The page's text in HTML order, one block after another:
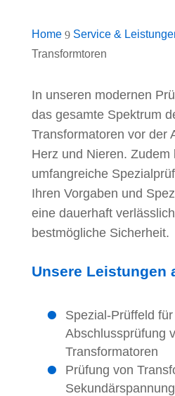
Home 9 Service &
Transformtoren
In unseren modernen
das gesamte Spektrum
Transformatoren vor der
Herz und Nieren. Zudem
umfangreiche
Ihren Vorgaben und
eine dauerhaft
bestmögliche Sicherheit.
Unsere Leistungen
Spezial-Prüffeld
Abschlussprüfung
Transformatoren
Prüfung von